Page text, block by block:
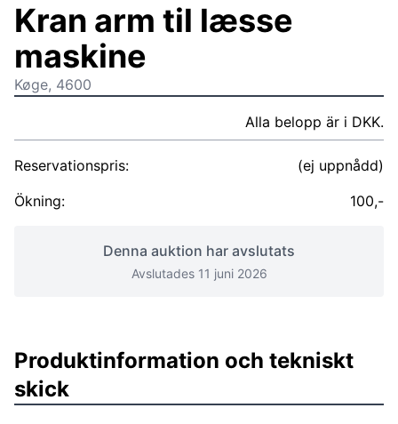
Kran arm til læsse
maskine
Køge, 4600
Alla belopp är i DKK.
Reservationspris:
(ej uppnådd)
Ökning:
100,-
Denna auktion har avslutats
Avslutades 11 juni 2026
Produktinformation och tekniskt
skick